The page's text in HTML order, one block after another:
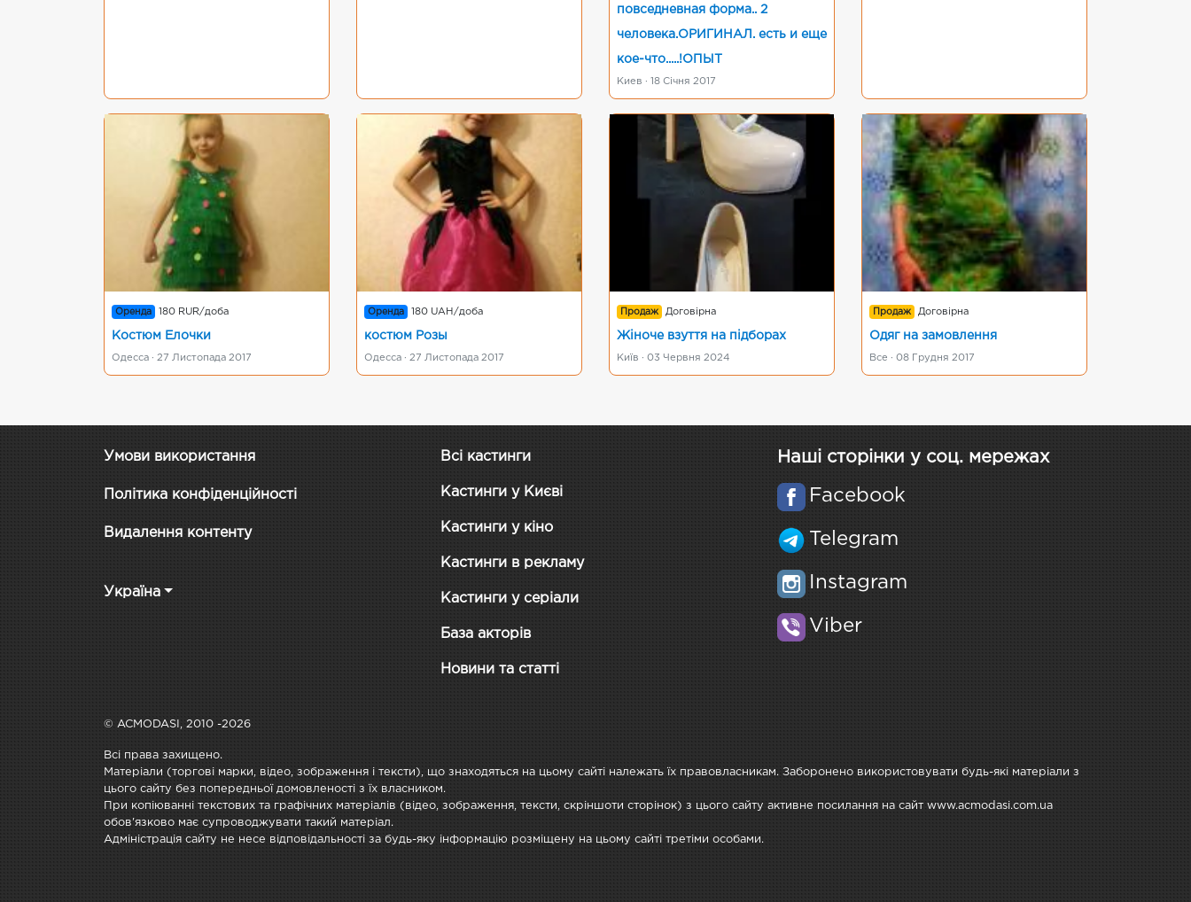
повседневная форма.. 2
человека.ОРИГИНАЛ. есть и еще
кое-что.....!ОПЫТ
Киев · 18 Січня 2017
Оренда 180 RUR/доба
Костюм Елочки
Одесса · 27 Листопада 2017
Оренда 180 UAH/доба
костюм Розы
Одесса · 27 Листопада 2017
Продаж Договірна
Жіноче взуття на підборах
Київ · 03 Червня 2024
Продаж Договірна
Одяг на замовлення
Все · 08 Грудня 2017
Умови використання
Політика конфіденційності
Видалення контенту
Україна
Всі кастинги
Кастинги у Києві
Кастинги у кіно
Кастинги в рекламу
Кастинги у серіали
База акторів
Новини та статті
Наші сторінки у соц. мережах
Facebook
Telegram
Instagram
Viber
© ACMODASI, 2010 -2026
Всі права захищено.
Матеріали (торгові марки, відео, зображення і тексти), що знаходяться на цьому сайті належать їх правовласникам. Заборонено використовувати будь-які матеріали з
цього сайту без попередньої домовленості з їх власником.
При копіюванні текстових та графічних матеріалів (відео, зображення, тексти, скріншоти сторінок) з цього сайту активне посилання на сайт www.acmodasi.com.ua
обов'язково має супроводжувати такий матеріал.
Адміністрація сайту не несе відповідальності за будь-яку інформацію розміщену на цьому сайті третіми особами.